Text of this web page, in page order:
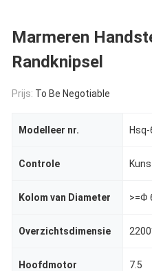
Marmeren
Randknipsel
Prijs: To Be Negotiable
Modelleer nr.
Controle
Kolom van Diameter >=Φ
Overzichtsdimensie
Hoofdmotor 7.5